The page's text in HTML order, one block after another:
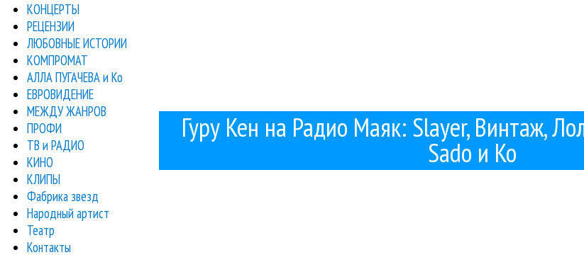
Гуру Кен на Радио Маяк: Slayer, Винтаж,
Sado и Ко
КОНЦЕРТЫ
РЕЦЕНЗИИ
ЛЮБОВНЫЕ ИСТОРИИ
КОМПРОМАТ
АЛЛА ПУГАЧЕВА и Ко
ЕВРОВИДЕНИЕ
МЕЖДУ ЖАНРОВ
ПРОФИ
ТВ и РАДИО
КИНО
КЛИПЫ
Фабрика звезд
Народный артист
Театр
Контакты